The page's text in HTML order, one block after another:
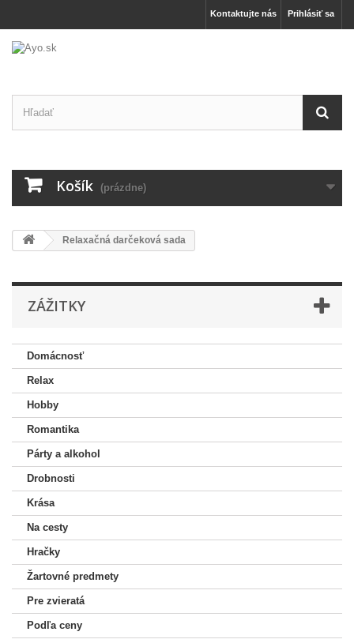
Prihlásiť sa
Kontaktujte nás
Košík (prázdne)
Relaxačná darčeková sada
ZÁŽITKY
Domácnosť
Relax
Hobby
Romantika
Párty a alkohol
Drobnosti
Krása
Na cesty
Hračky
Žartovné predmety
Pre zvieratá
Podľa ceny